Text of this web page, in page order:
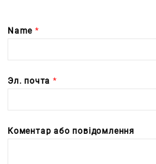
Name *
Эл. почта *
Коментар або повідомлення